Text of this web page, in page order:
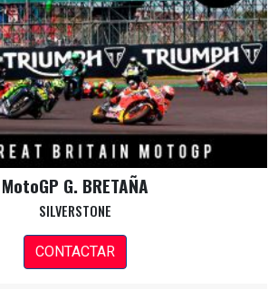
MotoGP G. BRETAÑA
SILVERSTONE
CONTACTAR